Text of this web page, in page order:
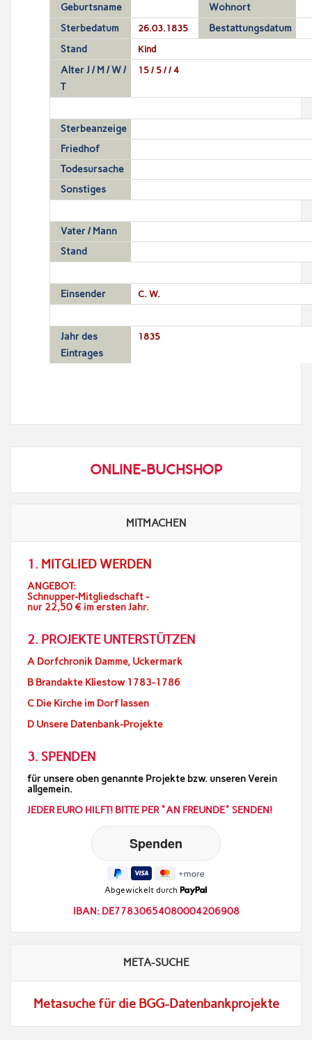
Geburtsname
Wohnort
Sterbedatum
26.03.1835
Bestattungsdatum
Stand
Kind
Alter J / M / W /
T
15 / 5 / / 4
Sterbeanzeige
Friedhof
Todesursache
Sonstiges
Vater / Mann
Stand
Einsender C. W.
Jahr des
Eintrages
1835
ONLINE-BUCHSHOP
MITMACHEN
1. MITGLIED WERDEN
ANGEBOT:
Schnupper-Mitgliedschaft -
nur 22,50 € im ersten Jahr.
2. PROJEKTE UNTERSTÜTZEN
A Dorfchronik Damme, Uckermark
B Brandakte Kliestow 1783-1786
C Die Kirche im Dorf lassen
D Unsere Datenbank-Projekte
3. SPENDEN
für unsere oben genannte Projekte bzw. unseren Verein
allgemein.
JEDER EURO HILFT! BITTE PER "AN FREUNDE" SENDEN!
Abgewickelt durch
IBAN: DE77830654080004206908
META-SUCHE
Metasuche für die BGG-Datenbankprojekte